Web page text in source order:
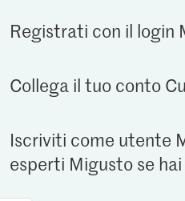
Registrati con il login
Collega il tuo conto
Iscriviti come utente
esperti Migusto se